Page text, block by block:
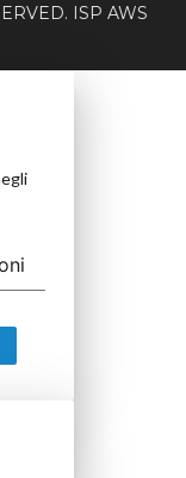
ISP AWS